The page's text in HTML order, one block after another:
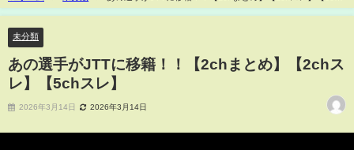
スレ】
未分類
あの選手がJTTに移籍！！【2chまとめ】【2chス
レ】【5chスレ】
2026年3月14日 2026年3月14日